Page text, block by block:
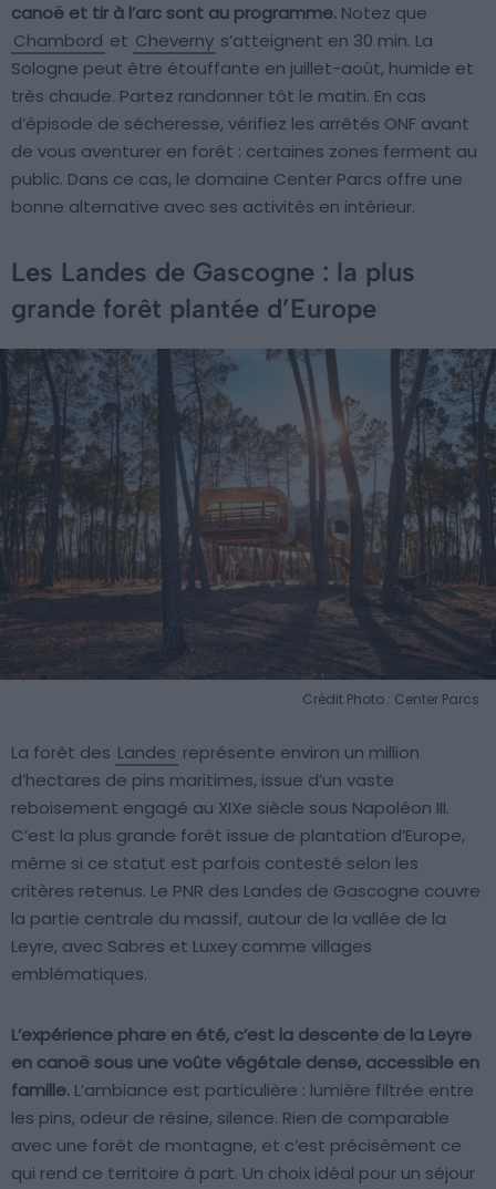
canoë et tir à l’arc sont au programme. Notez que
Chambord et Cheverny s’atteignent en 30 min. La
Sologne peut être étouffante en juillet-août, humide et
très chaude. Partez randonner tôt le matin. En cas
d’épisode de sécheresse, vérifiez les arrêtés ONF avant
de vous aventurer en forêt : certaines zones ferment au
public. Dans ce cas, le domaine Center Parcs offre une
bonne alternative avec ses activités en intérieur.
Les Landes de Gascogne : la plus
grande forêt plantée d’Europe
Crédit Photo : Center Parcs
La forêt des Landes représente environ un million
d’hectares de pins maritimes, issue d’un vaste
reboisement engagé au XIXe siècle sous Napoléon III.
C’est la plus grande forêt issue de plantation d’Europe,
même si ce statut est parfois contesté selon les
critères retenus. Le PNR des Landes de Gascogne couvre
la partie centrale du massif, autour de la vallée de la
Leyre, avec Sabres et Luxey comme villages
emblématiques.
L’expérience phare en été, c’est la descente de la Leyre
en canoë sous une voûte végétale dense, accessible en
famille. L’ambiance est particulière : lumière filtrée entre
les pins, odeur de résine, silence. Rien de comparable
avec une forêt de montagne, et c’est précisément ce
qui rend ce territoire à part. Un choix idéal pour un séjour